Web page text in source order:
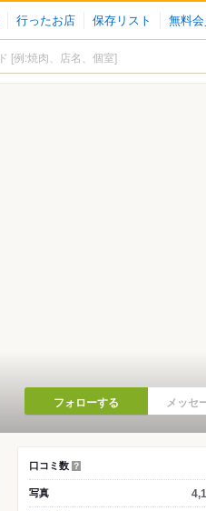
行ったお店 保存リスト 無料
フォローする メッセ
口コミ数 ？
写真